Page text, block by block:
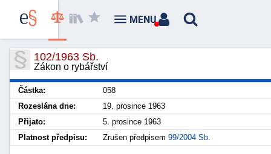
102/1963 Sb.
Zákon o rybářství
Částka:
058
Rozeslána dne:
19. prosince 1963
Přijato:
5. prosince 1963
Platnost předpisu:
Zrušen předpisem 99/2004 Sb.
MENU